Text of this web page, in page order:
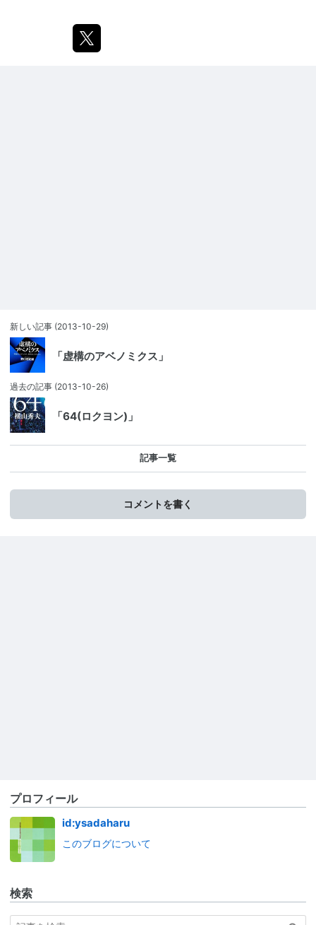
新しい記事 (2013-10-29)
「虚構のアベノミクス」
過去の記事 (2013-10-26)
「64(ロクヨン)」
記事一覧
コメントを書く
プロフィール
id:ysadaharu
このブログについて
検索